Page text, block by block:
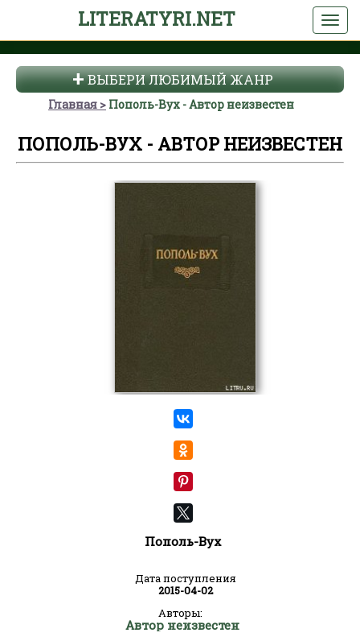
LITERATYRI.NET
ВЫБЕРИ ЛЮБИМЫЙ ЖАНР
Главная Пополь-Вух - Автор неизвестен
ПОПОЛЬ-ВУХ - АВТОР НЕИЗВЕСТЕН
Пополь-Вух
Дата поступления
2015-04-02
Авторы:
Автор неизвестен